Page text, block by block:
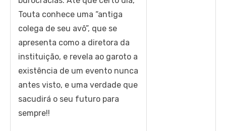
Touta conhece uma “antiga
colega de seu avô”, que se
apresenta como a diretora da
instituição, e revela ao garoto a
existência de um evento nunca
antes visto, e uma verdade que
sacudirá o seu futuro para
sempre!!